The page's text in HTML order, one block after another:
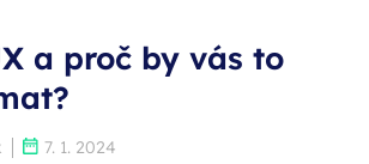
a proč by vás to
Publikováno:
7. 1. 2024